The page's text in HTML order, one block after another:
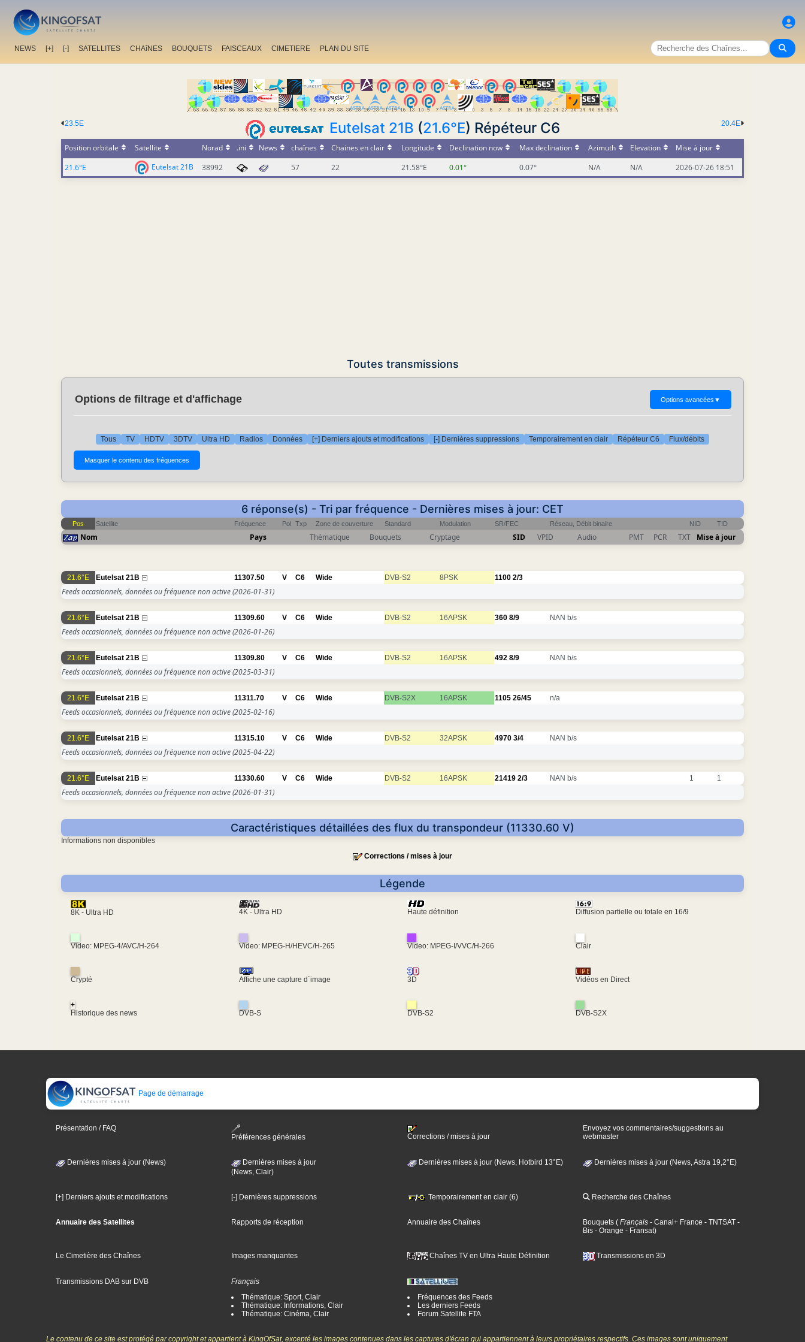
NEWS [+] [-] SATELLITES CHAîNES BOUQUETS FAISCEAUX CIMETIERE PLAN DU SITE
20.4E
23.5E Eutelsat 21B (21.6°E) Répéteur C6
Position orbitale Satellite Norad .ini News chaînes Chaines en clair Longitude Declination now Max declination Azimuth Elevation
Mise à jour
21.6°E
Eutelsat 21B 38992 57 22 21.58°E 0.01° 0.07° N/A N/A 2026-07-26 18:51
Toutes transmissions
Options de filtrage et d'affichage Options avancées ▼
Tous TV HDTV 3DTV Ultra HD Radios Données [+] Derniers ajouts et modifications [-] Dernières suppressions Temporairement en clair Répéteur C6 Flux/débits
6 réponse(s) - Tri par fréquence - Dernières mises à jour: CET
Pos Satellite Fréquence Pol Txp Zone de couverture Standard Modulation SR/FEC Réseau, Débit binaire NID TID
Nom Pays Thématique Bouquets Cryptage SID VPID Audio PMT PCR TXT Mise à jour
21.6°E Eutelsat 21B 11307.50 V C6 Wide DVB-S2 8PSK 1100 2/3
Feeds occasionnels, données ou fréquence non active(2026-01-31)
21.6°E Eutelsat 21B 11309.60 V C6 Wide DVB-S2 16APSK 360 8/9 NAN b/s
Feeds occasionnels, données ou fréquence non active(2026-01-26)
21.6°E Eutelsat 21B 11309.80 V C6 Wide DVB-S2 16APSK 492 8/9 NAN b/s
Feeds occasionnels, données ou fréquence non active(2025-03-31)
21.6°E Eutelsat 21B 11311.70 V C6 Wide DVB-S2X 16APSK 1105 26/45 n/a
Feeds occasionnels, données ou fréquence non active(2025-02-16)
21.6°E Eutelsat 21B 11315.10 V C6 Wide DVB-S2 32APSK 4970 3/4 NAN b/s
Feeds occasionnels, données ou fréquence non active(2025-04-22)
21.6°E Eutelsat 21B 11330.60 V C6 Wide DVB-S2 16APSK 21419 2/3 NAN b/s 1 1
Feeds occasionnels, données ou fréquence non active(2026-01-31)
Caractéristiques détaillées des flux du transpondeur (11330.60 V)
Informations non disponibles
Corrections / mises à jour
Légende
8K - Ultra HD 4K - Ultra HD Haute définition Diffusion partielle ou totale en 16/9
Video: MPEG-4/AVC/H-264 Video: MPEG-H/HEVC/H-265 Video: MPEG-I/VVC/H-266 Clair
Crypté Affiche une capture d´image 3D Vidéos en Direct
+
Historique des news
DVB-S DVB-S2 DVB-S2X
Page de démarrage
Présentation / FAQ
Préférences générales
Corrections / mises à jour
Envoyez vos commentaires/suggestions au
webmaster
Dernières mises à jour (News)
Dernières mises à jour
(News, Clair)
Dernières mises à jour (News, Hotbird 13°E) Dernières mises à jour (News, Astra 19,2°E)
[+] Derniers ajouts et modifications [-] Dernières suppressions Temporairement en clair (6) Recherche des Chaînes
Annuaire des Satellites Rapports de réception Annuaire des Chaînes Bouquets ( Français - Canal+ France - TNTSAT -
Bis - Orange - Fransat)
Le Cimetière des Chaînes Images manquantes Chaînes TV en Ultra Haute Définition Transmissions en 3D
Transmissions DAB sur DVB
Français
Thématique: Sport, Clair
Thématique: Informations, Clair
Thématique: Cinéma, Clair
Fréquences des Feeds
Les derniers Feeds
Forum Satellite FTA
Le contenu de ce site est protégé par copyright et appartient à KingOfSat, excepté les images contenues dans les captures d'écran qui appartiennent à leurs propriétaires respectifs. Ces images sont uniquement